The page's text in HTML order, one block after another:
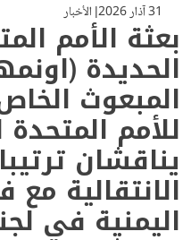
31 آذار 2026 الأخبار
بعثة الأمم
الحديدة
المبعوث
للأمم
يناقشان
الانتقالية
اليمنية في